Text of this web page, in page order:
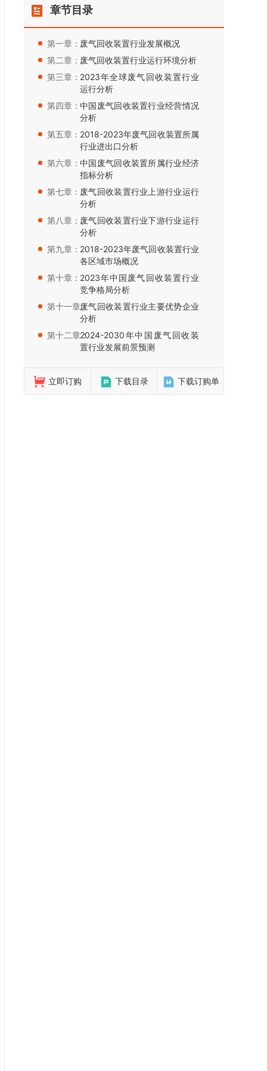
章节目录
第一章： 废气回收装置行业发展概况
第二章： 废气回收装置行业运行环境分析
第三章： 2023年全球废气回收装置行业
运行分析
第四章：中国废气回收装置行业经营情况
分析
第五章： 2018-2023年废气回收装置所属
行业进出口分析
第六章：中国废气回收装置所属行业经济
指标分析
第七章： 废气回收装置行业上游行业运行
分析
第八章： 废气回收装置行业下游行业运行
分析
第九章： 2018-2023年废气回收装置行业
各区域市场概况
第十章： 2023年中国废气回收装置行业
竞争格局分析
第十一章：废气回收装置行业主要优势企业
分析
第十二章：2024-2030年中国废气回收装
置行业发展前景预测
立即订购 下载目录 下载订购单